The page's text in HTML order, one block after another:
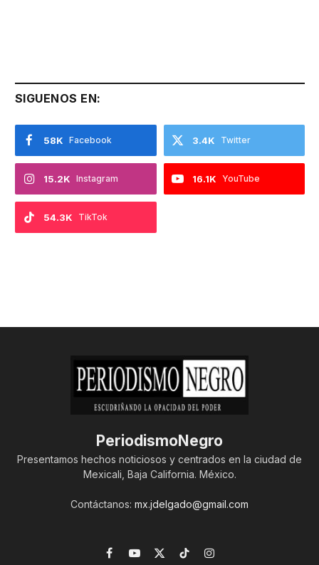
SIGUENOS EN:
Facebook
58K Twitter
3.4K
Instagram
15.2K YouTube
16.1K
TikTok
54.3K
PeriodismoNegro
Presentamos hechos noticiosos y centrados en la ciudad de
Mexicali, Baja California. México.
Contáctanos: mx.jdelgado@gmail.com
Facebook
YouTube
X TikTokInstagram